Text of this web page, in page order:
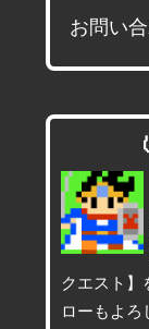
お問い
クエスト】
ローもよろ